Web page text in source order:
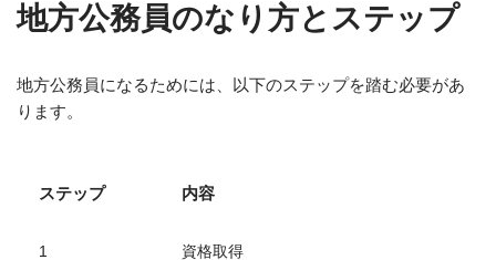
地方公務員のなり方とステップ
地方公務員になるためには、以下のステップを踏む必要があ
ります。
ステップ 内容
1 資格取得